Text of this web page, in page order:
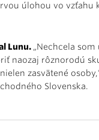
úlohou vo vzťahu
Lunu. „Nechcela som
naozaj rôznorodú
zasvätené
Slovenska.